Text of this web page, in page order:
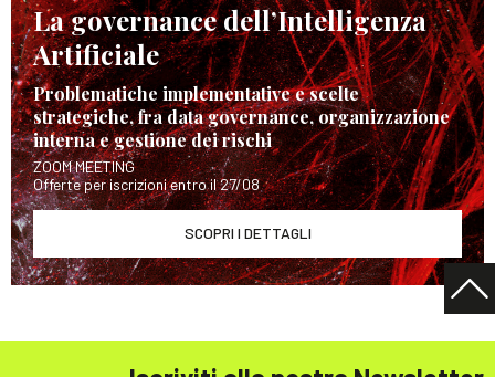
La governance dell’Intelligenza
Artificiale
Problematiche implementative e scelte
strategiche, fra data governance, organizzazione
interna e gestione dei rischi
ZOOM MEETING
Offerte per iscrizioni entro il 27/08
SCOPRI I DETTAGLI